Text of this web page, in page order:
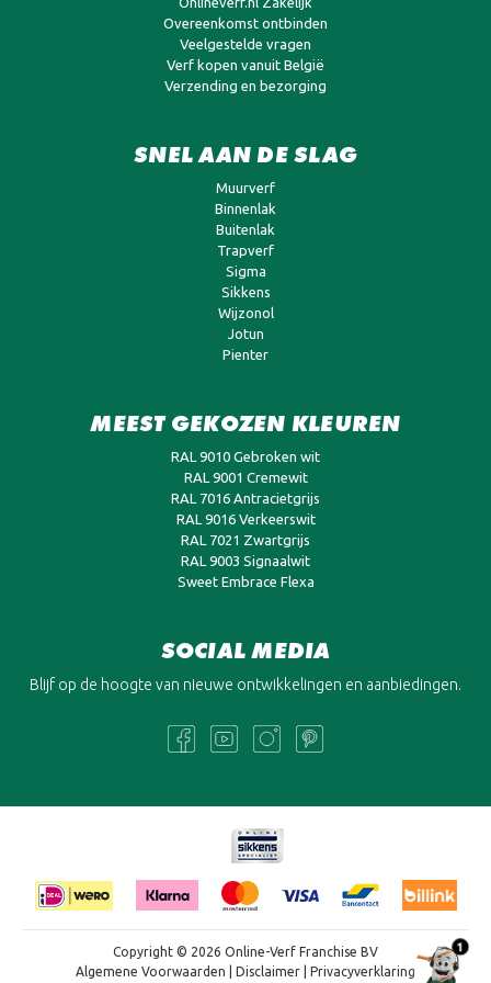
Overeenkomst ontbinden
Veelgestelde vragen
Verf kopen vanuit België
Verzending en bezorging
SNEL AAN DE SLAG
Muurverf
Binnenlak
Buitenlak
Trapverf
Sigma
Sikkens
Wijzonol
Jotun
Pienter
MEEST GEKOZEN KLEUREN
RAL 9010 Gebroken wit
RAL 9001 Cremewit
RAL 7016 Antracietgrijs
RAL 9016 Verkeerswit
RAL 7021 Zwartgrijs
RAL 9003 Signaalwit
Sweet Embrace Flexa
SOCIAL MEDIA
Blijf op de hoogte van nieuwe ontwikkelingen en aanbiedingen.
Copyright © 2026 Online-Verf Franchise BV
Algemene Voorwaarden
Disclaimer Privacyverklaring
1